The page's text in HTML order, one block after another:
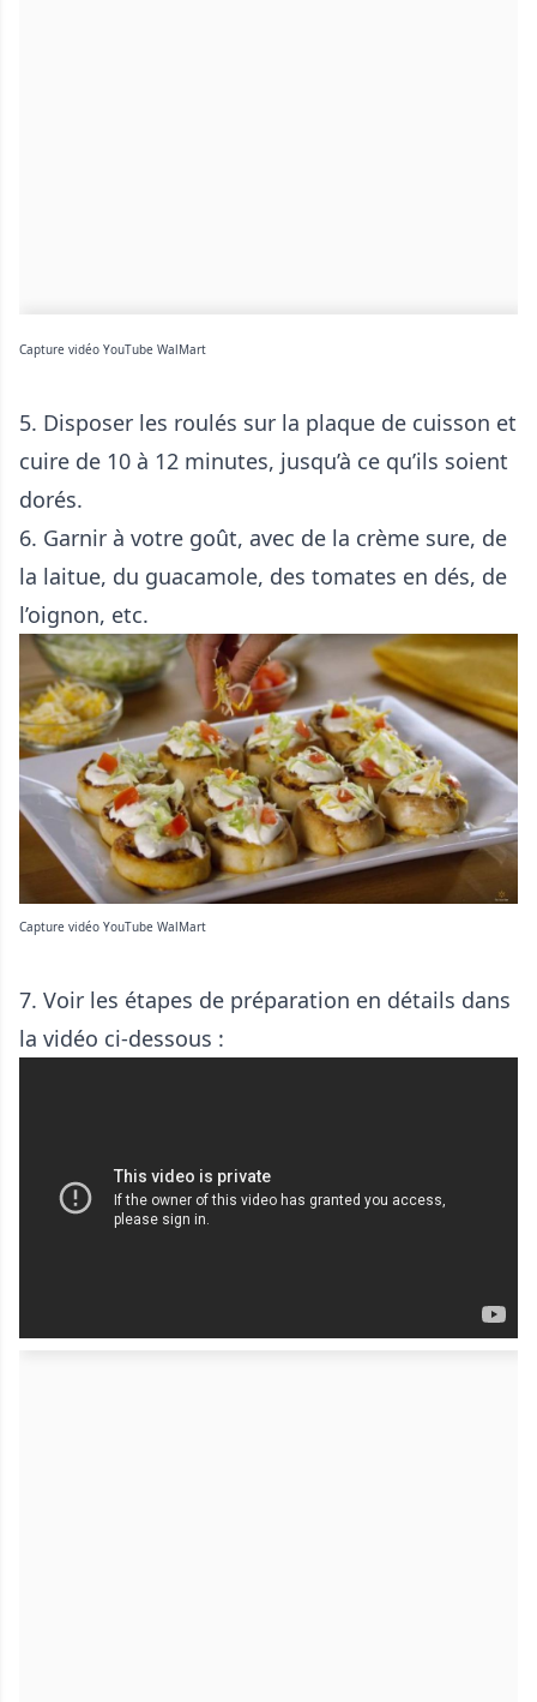
Capture vidéo YouTube WalMart
5. Disposer les roulés sur la plaque de cuisson et
cuire de 10 à 12 minutes, jusqu’à ce qu’ils soient
dorés.
6. Garnir à votre goût, avec de la crème sure, de
la laitue, du guacamole, des tomates en dés, de
l’oignon, etc.
Capture vidéo YouTube WalMart
7. Voir les étapes de préparation en détails dans
la vidéo ci-dessous :